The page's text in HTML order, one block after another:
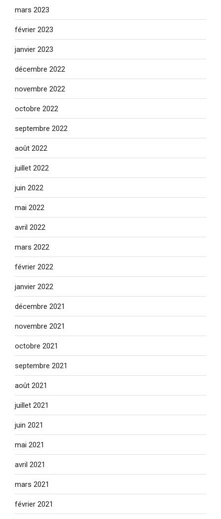
mars 2023
février 2023
janvier 2023
décembre 2022
novembre 2022
octobre 2022
septembre 2022
août 2022
juillet 2022
juin 2022
mai 2022
avril 2022
mars 2022
février 2022
janvier 2022
décembre 2021
novembre 2021
octobre 2021
septembre 2021
août 2021
juillet 2021
juin 2021
mai 2021
avril 2021
mars 2021
février 2021